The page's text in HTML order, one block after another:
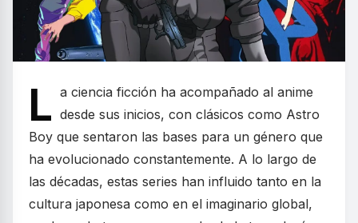
L a ciencia ficción ha acompañado al anime
desde sus inicios, con clásicos como Astro
Boy que sentaron las bases para un género que
ha evolucionado constantemente. A lo largo de
las décadas, estas series han influido tanto en la
cultura japonesa como en el imaginario global,